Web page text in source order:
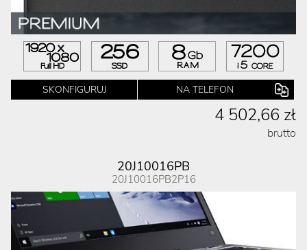
SKONFIGURUJ NA TELEFON
4 502,66 zł
brutto
20J10016PB
20J10016PB2P16